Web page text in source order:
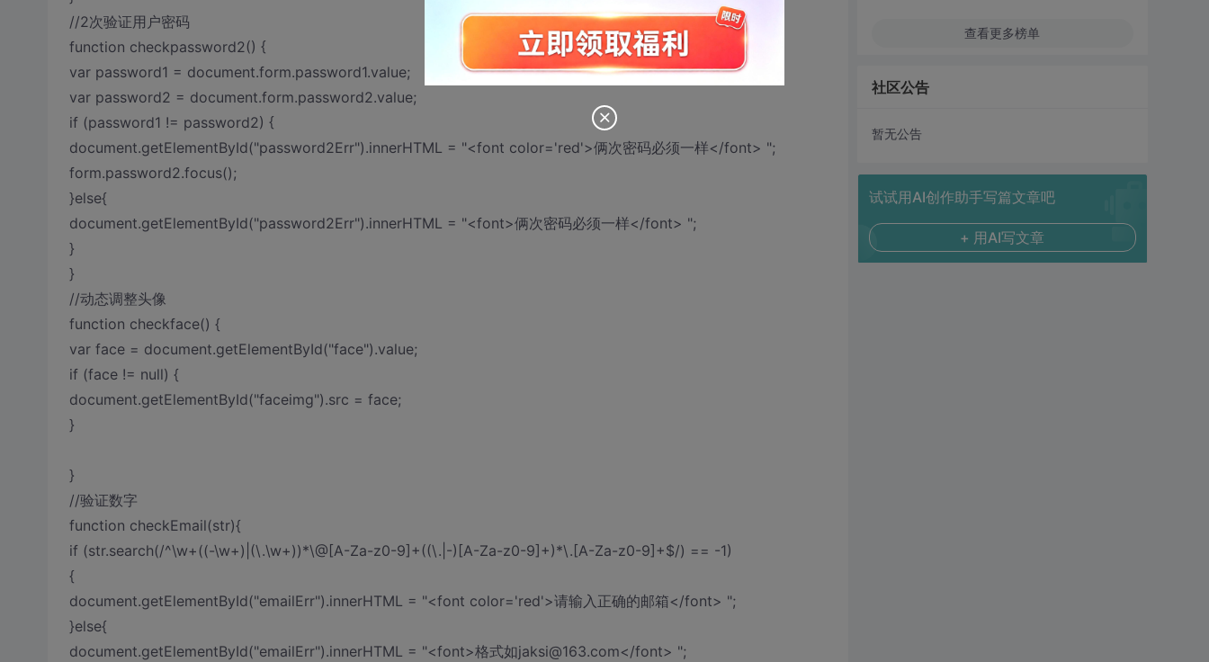
//2次验证用户密码
function checkpassword2() {
var password1 = document.form.password1.value;
var password2 = document.form.password2.value;
if (password1 != password2) {
document.getElementById("password2Err").innerHTML = "<font color='red'>俩次密码必须一样</font> ";
form.password2.focus();
}else{
document.getElementById("password2Err").innerHTML = "<font>俩次密码必须一样</font> ";
}
}
//动态调整头像
function checkface() {
var face = document.getElementById("face").value;
if (face != null) {
document.getElementById("faceimg").src = face;
}
}
//验证数字
function checkEmail(str){
if (str.search(/^\w+((-\w+)|(\.\w+))*\@[A-Za-z0-9]+((\.|-)[A-Za-z0-9]+)*\.[A-Za-z0-9]+$/) == -1)
{
document.getElementById("emailErr").innerHTML = "<font color='red'>请输入正确的邮箱</font> ";
}else{
document.getElementById("emailErr").innerHTML = "<font>格式如jaksi@163.com</font> ";
查看更多榜单
社区公告
暂无公告
试试用AI创作助手写篇文章吧
+ 用AI写文章